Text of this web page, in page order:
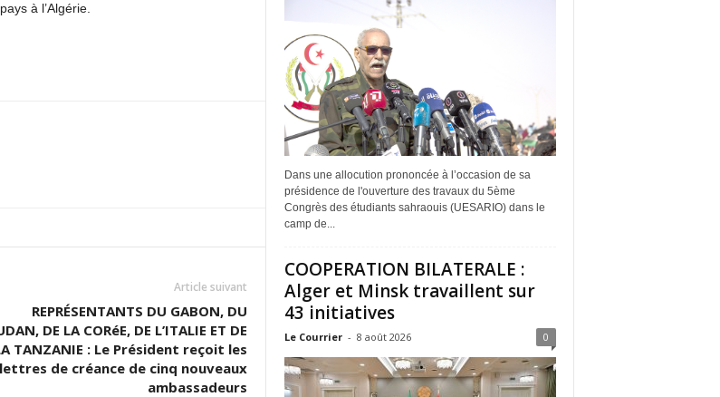
à l’Algérie.
Article suivant
REPRÉSENTANTS DU GABON, DU
DE LA CORéE, DE L’ITALIE ET DE
TANZANIE : Le Président reçoit les
lettres de créance de cinq nouveaux
ambassadeurs
Dans une allocution prononcée à l’occasion de sa
présidence de l'ouverture des travaux du 5ème
Congrès des étudiants sahraouis (UESARIO) dans le
camp de...
COOPERATION BILATERALE :
Alger et Minsk travaillent sur
43 initiatives
Le Courrier - 8 août 2026 0